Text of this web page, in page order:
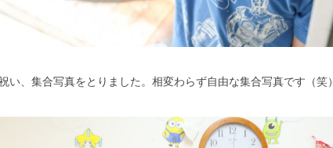
い、集合写真をとりました。相変わらず自由な集合写真です（笑）